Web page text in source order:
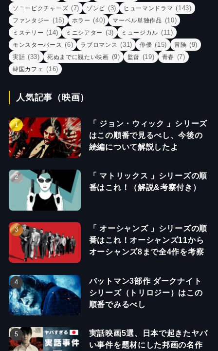
ソニーピクチャーズ (7) ゾンビ (3) ヒューマンドラマ (143)
ファンタジー (15) ホラー (40) マーベル単独作品 (10)
ミステリー (14) ミニシアター (3) ミュージカル (11)
モンスターバース (6) ラブロマンス (31) 俳優 (15) 冒険 (9)
実話 (33) 死ぬまでに観たい映画 (9) 監督 (19) 青春 (7)
韓国カフェ (16)
人気記事（映画）
「 ジョン・ウィック 」シリーズ
はこの順番で見るべし、今後の
続編について解説したよ
「 マトリックス 」シリーズの順
番はこれ！（解説&考察付き）
「 オーシャンズ 」シリーズの順
番はこれ！オーシャンズ11から
オーシャンズ8まで全4作を考察
バットマン3部作 ダークナイト
シリーズ（トリロジー）はこの
順番でみるべし
実話映画5選、日本で起きたヤバ
い事件を題材にした邦画の名作